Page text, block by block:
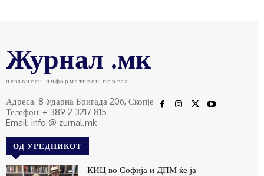
Журнал .мк
независен информативен портал
Адреса: 8 Ударна Бригада 20б, Скопје
Телефон: + 389 2 3217 815
Email: info @ zurnal.mk
ОД УРЕДНИКОТ
КИЦ во Софија и ДПМ ќе ја